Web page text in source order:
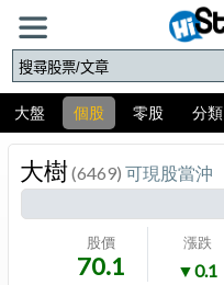
大盤 個股 零股 分類
大樹(6469) 可現股當沖
股價
70.1
漲跌
▼0.1